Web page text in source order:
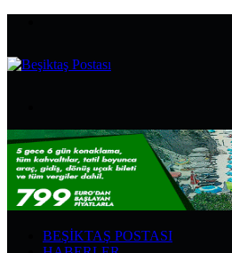
...
BEŞIKTAŞ POSTASI